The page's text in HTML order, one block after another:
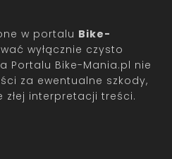
w portalu Bike-
wyłącznie czysto
Portalu Bike-Mania.pl nie
za ewentualne szkody,
interpretacji treści.